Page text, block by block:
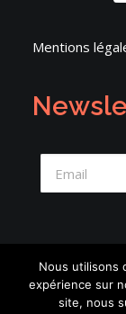
Mentions
© 2026
Nous utilisons
expérience sur
site, nous